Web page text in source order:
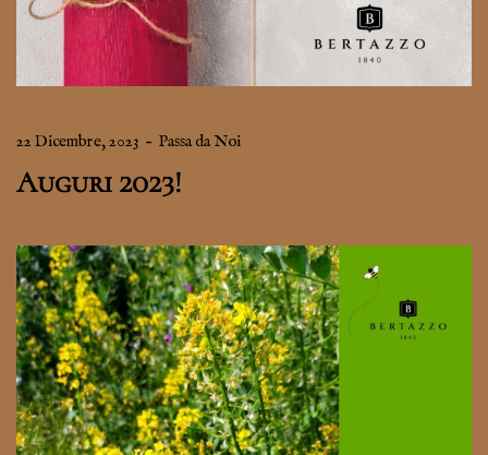
22 Dicembre, 2023 – Passa da Noi
Auguri 2023!